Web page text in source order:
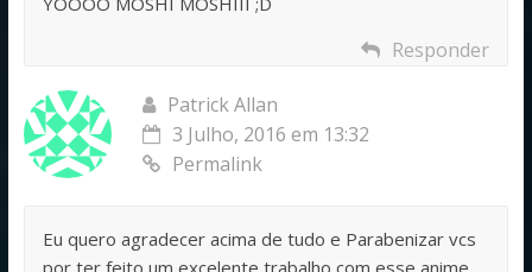
Responder
Patrick Allan
3 Julho, 2016 em 13:32
Permalink
Eu quero agradecer acima de tudo e Parabenizar vcs
por ter feito um excelente trabalho com esse anime